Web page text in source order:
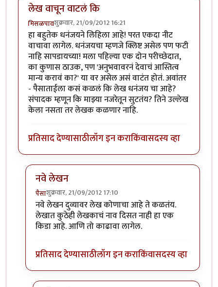
लेख वाचून वाटलं कि
मिसळपावशुक्रवार, 21/09/2012 16:21
हा बहुतेक धनंजयने लिहिला आहे! परत एकदा नीट
वाचावा लागेल. धनंजयचा म्हणजे क्लिष्ट असेल पण फटी
नाहि सापडायच्या! मला पहिल्या एक दोन परीच्छेदात,
का कुणास ठाउक, पण 'अनुभवावरनं देवाचं आस्तित्व
मान्य करावं का?' या वर असेल असं वाटंत होतं. अवांतर
- पैसाताईला कसं कळलं कि लेख धनंजय चा आहे?
संपादक म्हणून कि माझ्या नजरेतून सुटतंय? तिने उल्लेख
केला नसता तर लेखक कळणार नाहि.
प्रतिसाद देण्यासाठीलॉग इन कराकिंवासदस्य व्हा
नवे लेखन
पैसाशुक्रवार, 21/09/2012 17:10
In reply toलेख वाचून वाटलं किbyमिसळपाव
नवे लेखन दुव्यावर लेख कोणाचा आहे ते कळतंय.
लेखात कुठेही लेखकाचं नाव दिसत नाही हा एक
किडा आहे. आणि तो काढावा लागेल.
प्रतिसाद देण्यासाठीलॉग इन कराकिंवासदस्य व्हा